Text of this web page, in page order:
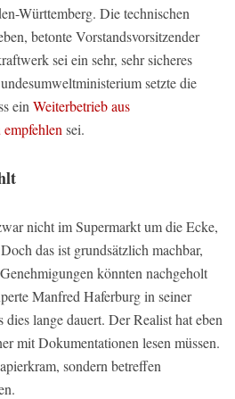
Württemberg. Die technischen
betonte Vorstandsvorsitzender
sei ein sehr, sehr sicheres
setzte die
ein Weiterbetrieb aus
sei.
nicht im Supermarkt um die Ecke,
das ist grundsätzlich machbar,
könnten nachgeholt
Manfred Haferburg in seiner
dies lange dauert. Der Realist hat eben
mit Dokumentationen lesen müssen.
sondern betreffen